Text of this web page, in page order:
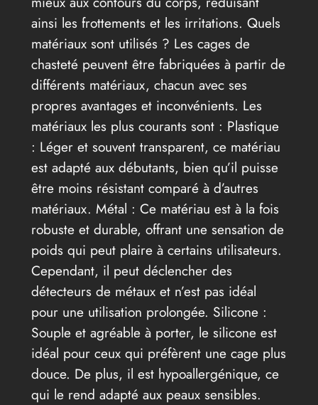
ainsi les frottements et les irritations. Quels
matériaux sont utilisés ? Les cages de
chasteté peuvent être fabriquées à partir de
différents matériaux, chacun avec ses
propres avantages et inconvénients. Les
matériaux les plus courants sont : Plastique
: Léger et souvent transparent, ce matériau
est adapté aux débutants, bien qu’il puisse
être moins résistant comparé à d’autres
matériaux. Métal : Ce matériau est à la fois
robuste et durable, offrant une sensation de
poids qui peut plaire à certains utilisateurs.
Cependant, il peut déclencher des
détecteurs de métaux et n’est pas idéal
pour une utilisation prolongée. Silicone :
Souple et agréable à porter, le silicone est
idéal pour ceux qui préfèrent une cage plus
douce. De plus, il est hypoallergénique, ce
qui le rend adapté aux peaux sensibles.